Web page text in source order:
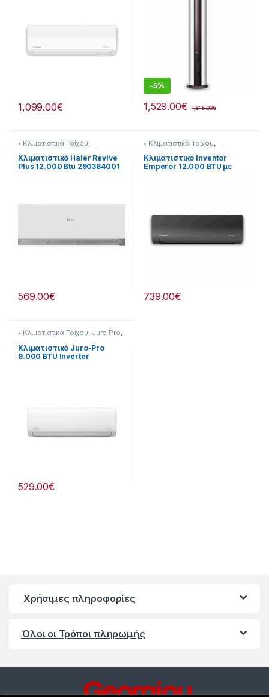
1,099.00€
-5%
1,529.00€ 1,615.00€
• Κλιματιστικά Τοίχου
Κλιματιστικά Με Εγκατάσταση
Κλιματιστικό Haier Revive
Plus 12.000 Btu 290384001
569.00€
• Κλιματιστικά Τοίχου
Κλιματιστικά Με Εγκατάσταση
Κλιματιστικό Inventor
Emperor 12.000 BTU με
739.00€
• Κλιματιστικά Τοίχου, Juro Pro,
Κλιματισμός & Θέρμανση
Κλιματιστικά,Με Εγκατάσταση
Κλιματιστικό Juro-Pro
9.000 BTU Inverter
529.00€
Χρήσιμες πληροφορίες
Όλοι οι Τρόποι πληρωμής